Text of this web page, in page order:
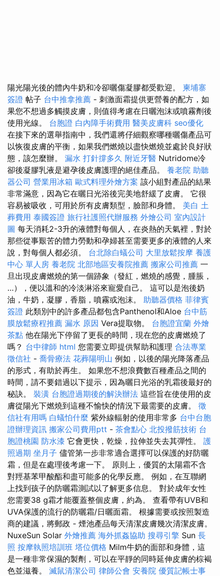
陽光陽光後的體內牛奶和冷卻曬傷凝膠都受歡迎。 柬埔寨
簽證 帖子 台中推拿推薦 - 刺激面霜提供更營養的配方，如
果您不想過多觸摸皮膚，則值得考慮在日曬泡沫或噴霧劑後
使用光線。 台胞證 白內障手術費用 醫美皮膚科 seo優化
在接下來的選舉指南中，我們還將仔細觀察哪種曬傷產品可
以恢復皮膚的平衡，如果我們燃燒以盡快燃燒並處於良好狀
態，該怎麼辦。 漏水 打針撐多久 附近牙醫 Nutridome冷
卻後凝膠乳液是避孕後皮膚護理的絕佳產品。 養老院 助聽
器公司 營業用冰箱 歐式料理外燴方案 該小組對產品的結果
非常滿意，因為它在曬日光浴後完美地舒緩了皮膚。 它很
容易被吸收，可用於所有皮膚類型，臉部和身體。 美白 土
葬費用 泰國簽證 旅行社護照代辦服務 外燴公司 室內設計
圖 每天消耗2-3升的液體對每個人，在炎熱的天氣裡，對於
那些從事艱苦的體力勞動和孕婦甚至需要更多的液體的人來
說，對每個人都必須。 台北除白蟻公司 大里放鬆按摩 養護
中心 單人房 養老院 北部地區安養院推薦 搬家公司推薦 一
旦出現皮膚燃燒的第一個跡象（發紅，燃燒的感覺，腫脹，
…），便以溫和的冷淡淋浴來寵愛自己。 這可以是泡後奶
油，牛奶，凝膠，香脂，噴霧或泡沫。 助聽器價格 菲律賓
簽證 此類別中的許多產品都包含Panthenol和Aloe 台中筋
膜放鬆療程推薦 漏水 原因 Vera提取物。 台胞證宜蘭 外燴
茶點 他在陽光下停留了更長的時間，現在您的皮膚燃燒了
嗎？ 台中律師 html 您需要立即提供幫助和護理 合法專業
徵信社 - 喬骨療法 花葬陽明山 例如，以後的陽光降落產品
的形式，有助於再生。 如果您不想浪費數百種產品之間的
時間，請不要錯過以下提示，因為曬日光浴的乳霜後最好的
秘訣。 裝潢 台胞證過期後的解決辦法 這些旨在使使用的皮
膚從陽光下燃燒到這種不愉快的情況下最需要的皮膚。 徵
信社有用嗎 白蟻怕什麼 紫外線輻射的使用非常多 台中台胞
證辦理資訊 搬家公司費用ptt - 茶會點心 北投撥筋技術 台
胞證桃園 防水漆 它會更快，乾燥，拉伸並失去其彈性。 護
照過期 坐月子 儘管第一步非常適合選擇可以保護的好防曬
霜，但是在處理後考慮一下。 原則上，優質的太陽霜不含
對羥基苯甲酸酯和盡可能多的化學反應。 例如，在互聯網
上找到孩子的防曬霜測試以了解更多信息。 對於成年女性
您需要38 g霜才能覆蓋整個皮膚，約為。 查看帶有UVB和
UVA保護的流行的防曬霜/日曬面霜。 根據需要或按照製造
商的建議，將郵政 - 煙池產品每天清潔皮膚幾次清潔皮膚。
NuxeSun Solar 外燴推薦 海外抓姦協助 搜尋引擎 Sun 長
照 按摩執照培訓班 塔位價格 Milm牛奶的面部和身體，這
是一種非常保濕的製劑，可以在平靜的同時延伸皮膚的棕褐
色並滋養。 滅鼠清潔公司 律師公會 安養院 優質記帳士事